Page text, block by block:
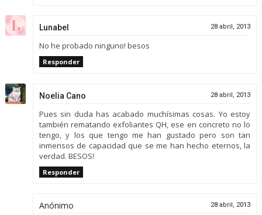
Lunabel 28 abril, 2013
No he probado ninguno! besos
Responder
Noelia Cano 28 abril, 2013
Pues sin duda has acabado muchísimas cosas. Yo estoy
también rematando exfoliantes QH, ese en concreto no lo
tengo, y los que tengo me han gustado pero son tan
inmensos de capacidad que se me han hecho eternos, la
verdad. BESOS!
Responder
Anónimo 28 abril, 2013